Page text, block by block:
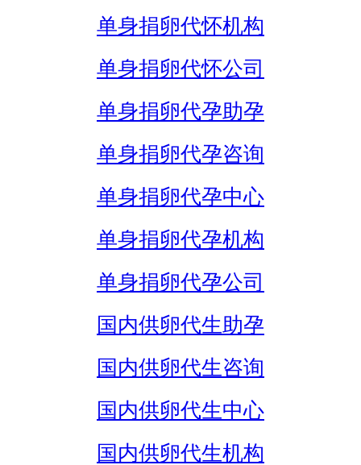
单身捐卵代怀机构
单身捐卵代怀公司
单身捐卵代孕助孕
单身捐卵代孕咨询
单身捐卵代孕中心
单身捐卵代孕机构
单身捐卵代孕公司
国内供卵代生助孕
国内供卵代生咨询
国内供卵代生中心
国内供卵代生机构